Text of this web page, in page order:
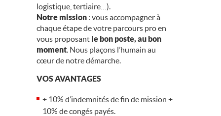
logistique, tertiaire…).
Notre mission : vous accompagner à
chaque étape de votre parcours pro en
vous proposant le bon poste, au bon
moment. Nous plaçons l’humain au
cœur de notre démarche.
VOS AVANTAGES
+ 10% d’indemnités de fin de mission +
10% de congés payés.